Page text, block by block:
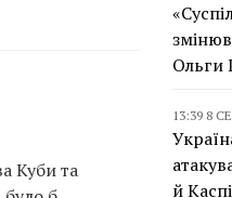
Куби та
Ольги
13:39 8
й